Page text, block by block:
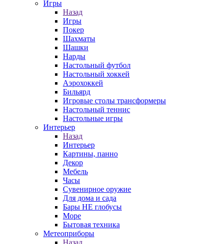
Игры
Назад
Игры
Покер
Шахматы
Шашки
Нарды
Настольный футбол
Настольный хоккей
Аэрохоккей
Бильярд
Игровые столы трансформеры
Настольный теннис
Настольные игры
Интерьер
Назад
Интерьер
Картины, панно
Декор
Мебель
Часы
Сувенирное оружие
Для дома и сада
Бары НЕ глобусы
Море
Бытовая техника
Метеоприборы
Назад